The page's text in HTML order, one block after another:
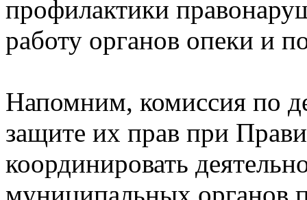
профилактики
работу органов опеки и
Напомним, комиссия по
защите их прав при
координировать
муниципальных органов